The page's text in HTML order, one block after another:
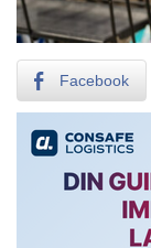
Facebook